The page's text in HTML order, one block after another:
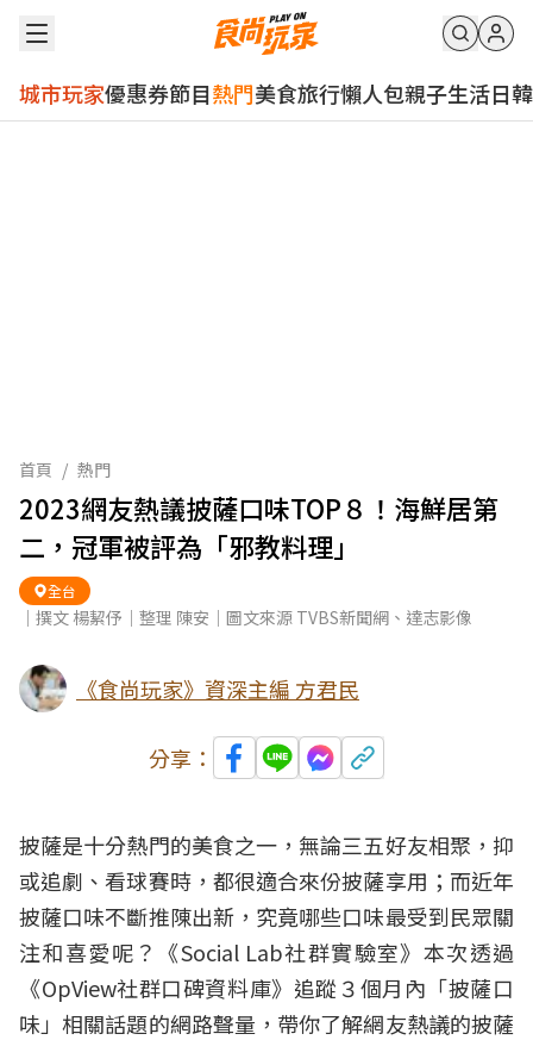
城市玩家優惠券節目熱門美食旅行懶人包親子生活日韓
首頁 / 熱門
2023網友熱議披薩口味TOP８！海鮮居第
二，冠軍被評為「邪教料理」
全台
｜撰文 楊絜伃｜整理 陳安｜圖文來源 TVBS新聞網、達志影像
《食尚玩家》資深主編 方君民
分享：
披薩是十分熱門的美食之一，無論三五好友相聚，抑
或追劇、看球賽時，都很適合來份披薩享用；而近年
披薩口味不斷推陳出新，究竟哪些口味最受到民眾關
注和喜愛呢？《Social Lab社群實驗室》本次透過
《OpView社群口碑資料庫》追蹤３個月內「披薩口
味」相關話題的網路聲量，帶你了解網友熱議的披薩